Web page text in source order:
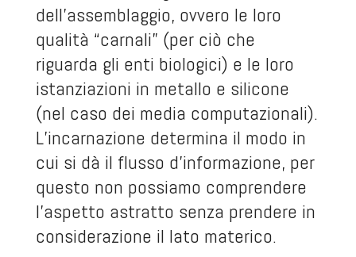
dell’assemblaggio, ovvero le loro
qualità “carnali” (per ciò che
riguarda gli enti biologici) e le loro
istanziazioni in metallo e silicone
(nel caso dei media computazionali).
L’incarnazione determina il modo in
cui si dà il flusso d’informazione, per
questo non possiamo comprendere
l’aspetto astratto senza prendere in
considerazione il lato materico.